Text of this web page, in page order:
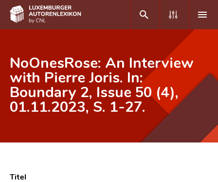
DE FR
Home
Autor(inn)en A-Z
NoOnesRose: An Interview
with Pierre Joris. In:
Boundary 2, Issue 50 (4),
01.11.2023, S. 1-27.
Titel